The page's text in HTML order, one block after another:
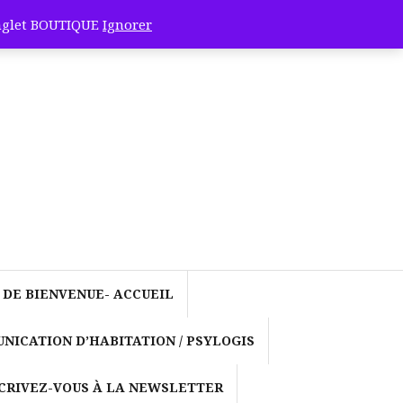
BIENVENUE- ACCUEIL
D’HABITATION / PSYLOGIS
VOUS À LA NEWSLETTER
BOUTIQUE Ignorer
de
»
la